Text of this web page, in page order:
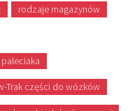
rodzaje magazynów
Trak części do wózków